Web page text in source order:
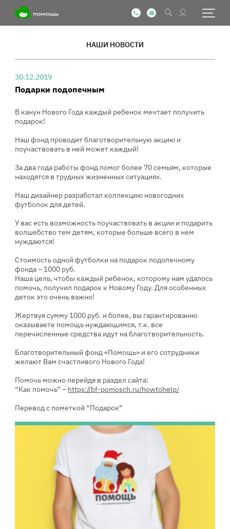
НАШИ НОВОСТИ
30.12.2019
Подарки подопечным
В канун Нового Года каждый ребенок мечтает получить
подарок!
Наш фонд проводит благотворительную акцию и
поучаствовать в ней может каждый!
За два года работы фонд помог более 70 семьям, которые
находятся в трудных жизненных ситуациях.
Наш дизайнер разработал коллекцию новогодних
футболок для детей.
У вас есть возможность поучаствовать в акции и подарить
волшебство тем детям, которые больше всего в нем
нуждаются!
Стоимость одной футболки на подарок подопечному
фонда – 1000 руб.
Наша цель, чтобы каждый ребенок, которому нам удалось
помочь, получил подарок к Новому Году. Для особенных
деток это очень важно!
Жертвуя сумму 1000 руб. и более, вы гарантированно
оказываете помощь нуждающимся, т.к. все
перечисленные средства идут на благотворительность.
Благотворительный фонд «Помощь» и его сотрудники
желают Вам счастливого Нового Года!
Помочь можно перейдя в раздел сайта:
“Как помочь” – https://bf-pomosch.ru/howtohelp/
Перевод с пометкой “Подарок”